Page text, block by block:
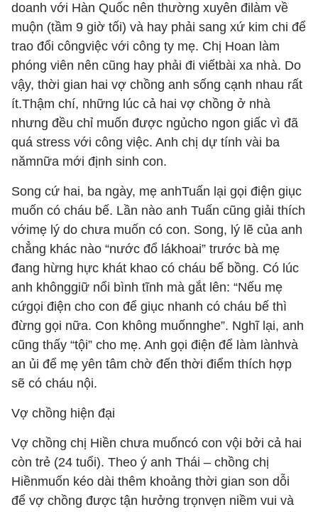
doanh với Hàn Quốc nên thường xuyên đilàm về
muộn (tầm 9 giờ tối) và hay phải sang xứ kim chi để
trao đổi côngviệc với công ty mẹ. Chị Hoan làm
phóng viên nên cũng hay phải đi viếtbài xa nhà. Do
vậy, thời gian hai vợ chồng anh sống cạnh nhau rất
ít.Thậm chí, những lúc cả hai vợ chồng ở nhà
nhưng đều chỉ muốn được ngủcho ngon giấc vì đã
quá stress với công việc. Anh chị dự tính vài ba
nămnữa mới định sinh con.
Song cứ hai, ba ngày, mẹ anhTuấn lại gọi điện giục
muốn có cháu bế. Lần nào anh Tuấn cũng giải thích
vớimẹ lý do chưa muốn có con. Song, lý lẽ của anh
chẳng khác nào “nước đổ lákhoai” trước bà mẹ
đang hừng hực khát khao có cháu bế bồng. Có lúc
anh khônggiữ nổi bình tĩnh mà gắt lên: “Nếu mẹ
cứgọi điện cho con để giục nhanh có cháu bế thì
đừng gọi nữa. Con không muốnnghe”. Nghĩ lại, anh
cũng thấy “tội” cho mẹ. Anh gọi điện để làm lànhvà
an ủi để mẹ yên tâm chờ đến thời điểm thích hợp
sẽ có cháu nội.
Vợ chồng hiện đại
Vợ chồng chị Hiền chưa muốncó con vội bởi cả hai
còn trẻ (24 tuổi). Theo ý anh Thái – chồng chị
Hiềnmuốn kéo dài thêm khoảng thời gian son dỗi
để vợ chồng được tận hưởng trọnvẹn niềm vui và